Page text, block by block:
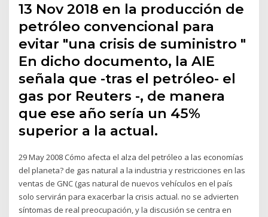
13 Nov 2018 en la producción de
petróleo convencional para
evitar "una crisis de suministro "
En dicho documento, la AIE
señala que -tras el petróleo- el
gas por Reuters -, de manera
que ese año sería un 45%
superior a la actual.
29 May 2008 Cómo afecta el alza del petróleo a las economías
del planeta? de gas natural a la industria y restricciones en las
ventas de GNC (gas natural de nuevos vehículos en el país
solo servirán para exacerbar la crisis actual. no se advierten
síntomas de real preocupación, y la discusión se centra en